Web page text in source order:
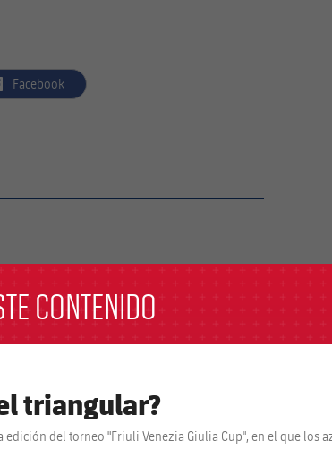
label.aria.facebook
Facebook
CONTENIDO
triangular?
del torneo "Friuli Venezia Giulia Cup", en el que los